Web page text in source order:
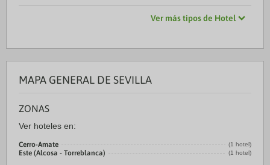
Ver más tipos de Hotel
MAPA GENERAL DE SEVILLA
ZONAS
Ver hoteles en:
Cerro-Amate (1 hotel)
Este (Alcosa - Torreblanca) (1 hotel)